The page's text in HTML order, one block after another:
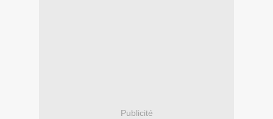
Publicité